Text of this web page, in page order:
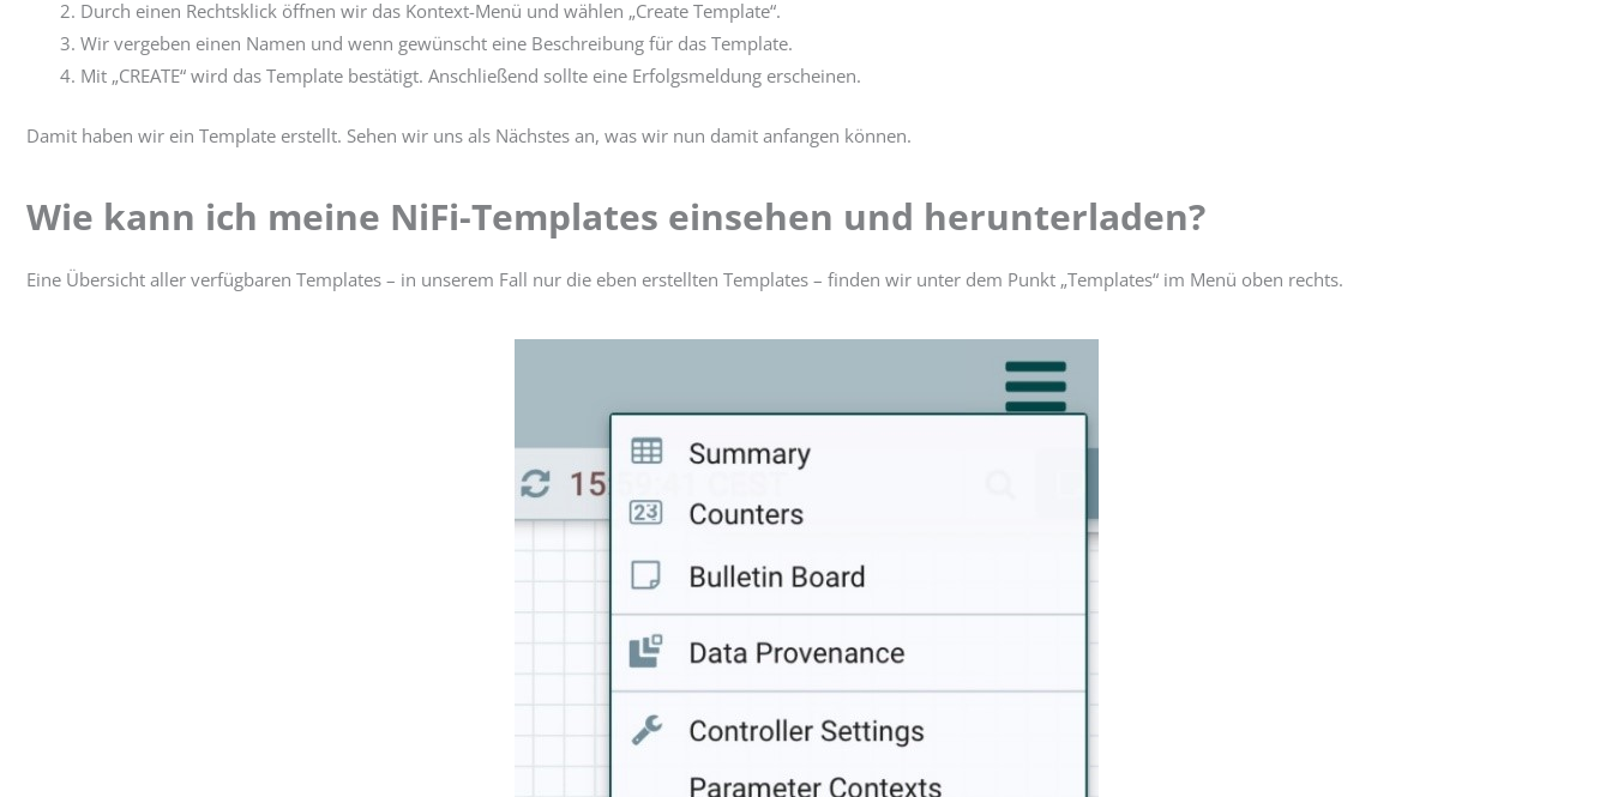
Durch einen Rechtsklick öffnen wir das Kontext-Menü und wählen „Create Template“.
Wir vergeben einen Namen und wenn gewünscht eine Beschreibung für das Template.
Mit „CREATE“ wird das Template bestätigt. Anschließend sollte eine Erfolgsmeldung erscheinen.
Damit haben wir ein Template erstellt. Sehen wir uns als Nächstes an, was wir nun damit anfangen können.
Wie kann ich meine NiFi-Templates einsehen und herunterladen?
Eine Übersicht aller verfügbaren Templates – in unserem Fall nur die eben erstellten Templates – finden wir unter dem Punkt „Templates“ im Menü oben rechts.